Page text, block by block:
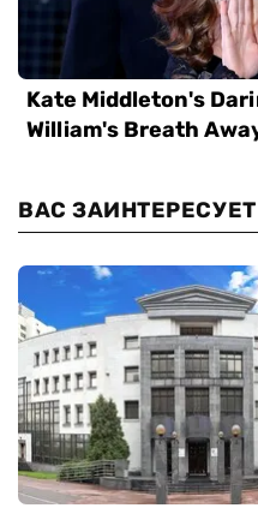
ВАС ЗАИНТЕРЕСУЕТ